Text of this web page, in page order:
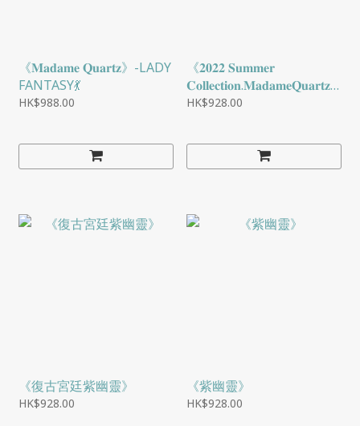
《𝐌𝐚𝐝𝐚𝐦𝐞 𝐐𝐮𝐚𝐫𝐭𝐳》-LADY
FANTASY💃
HK$988.00
《𝟐𝟎𝟐𝟐 𝐒𝐮𝐦𝐦𝐞𝐫
𝐂𝐨𝐥𝐥𝐞𝐜𝐭𝐢𝐨𝐧.𝐌𝐚𝐝𝐚𝐦𝐞𝐐𝐮𝐚𝐫𝐭𝐳
》-紫菊情緣
HK$928.00
《復古宮廷紫幽靈》
HK$928.00
《紫幽靈》
HK$928.00